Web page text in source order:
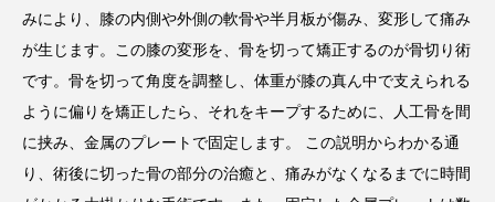
みにより、膝の内側や外側の軟骨や半月板が傷み、変形して痛み
が生じます。この膝の変形を、骨を切って矯正するのが骨切り術
です。骨を切って角度を調整し、体重が膝の真ん中で支えられる
ように偏りを矯正したら、それをキープするために、人工骨を間
に挟み、金属のプレートで固定します。 この説明からわかる通
り、術後に切った骨の部分の治癒と、痛みがなくなるまでに時間